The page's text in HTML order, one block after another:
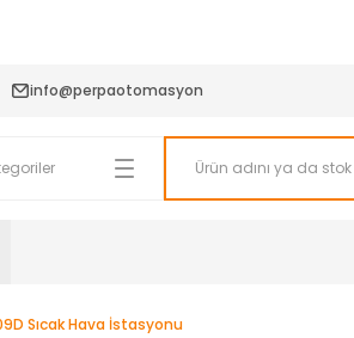
info@perpaotomasyon
Sıcak Hava İstasyonu